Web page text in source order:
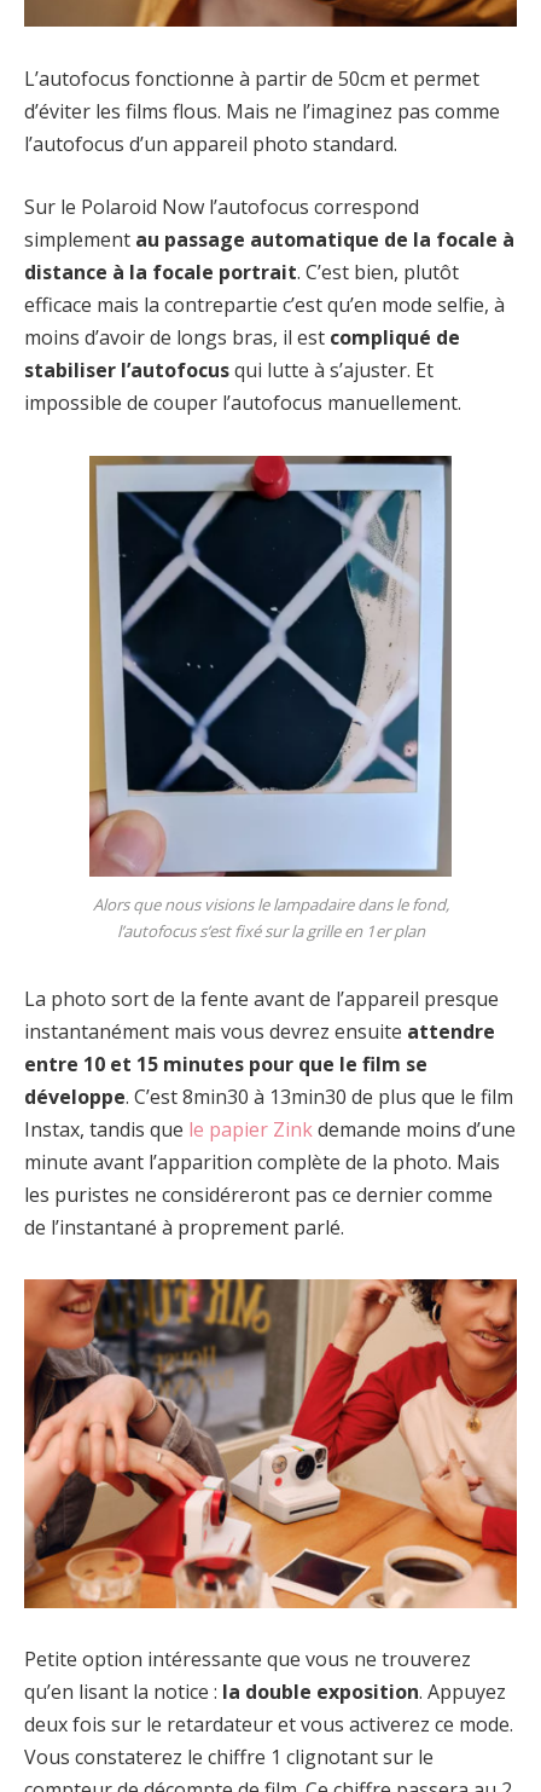
L’autofocus fonctionne à partir de 50cm et permet
d’éviter les films flous. Mais ne l’imaginez pas comme
l’autofocus d’un appareil photo standard.
Sur le Polaroid Now l’autofocus correspond
simplement au passage automatique de la focale à
distance à la focale portrait. C’est bien, plutôt
efficace mais la contrepartie c’est qu’en mode selfie, à
moins d’avoir de longs bras, il est compliqué de
stabiliser l’autofocusqui lutte à s’ajuster. Et
impossible de couper l’autofocus manuellement.
Alors que nous visions le lampadaire dans le fond,
l’autofocus s’est fixé sur la grille en 1er plan
La photo sort de la fente avant de l’appareil presque
instantanément mais vous devrez ensuite attendre
entre 10 et 15 minutes pour que le film se
développe. C’est 8min30 à 13min30 de plus que le film
Instax, tandis que le papier Zinkdemande moins d’une
minute avant l’apparition complète de la photo. Mais
les puristes ne considéreront pas ce dernier comme
de l’instantané à proprement parlé.
Petite option intéressante que vous ne trouverez
qu’en lisant la notice : la double exposition. Appuyez
deux fois sur le retardateur et vous activerez ce mode.
Vous constaterez le chiffre 1 clignotant sur le